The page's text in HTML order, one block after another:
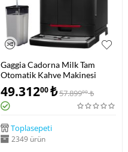
Gaggia Cadorna Milk Tam
Otomatik Kahve Makinesi
RI9603/01
49.31200₺57.89900 ₺
Toplasepeti
2349 ürün